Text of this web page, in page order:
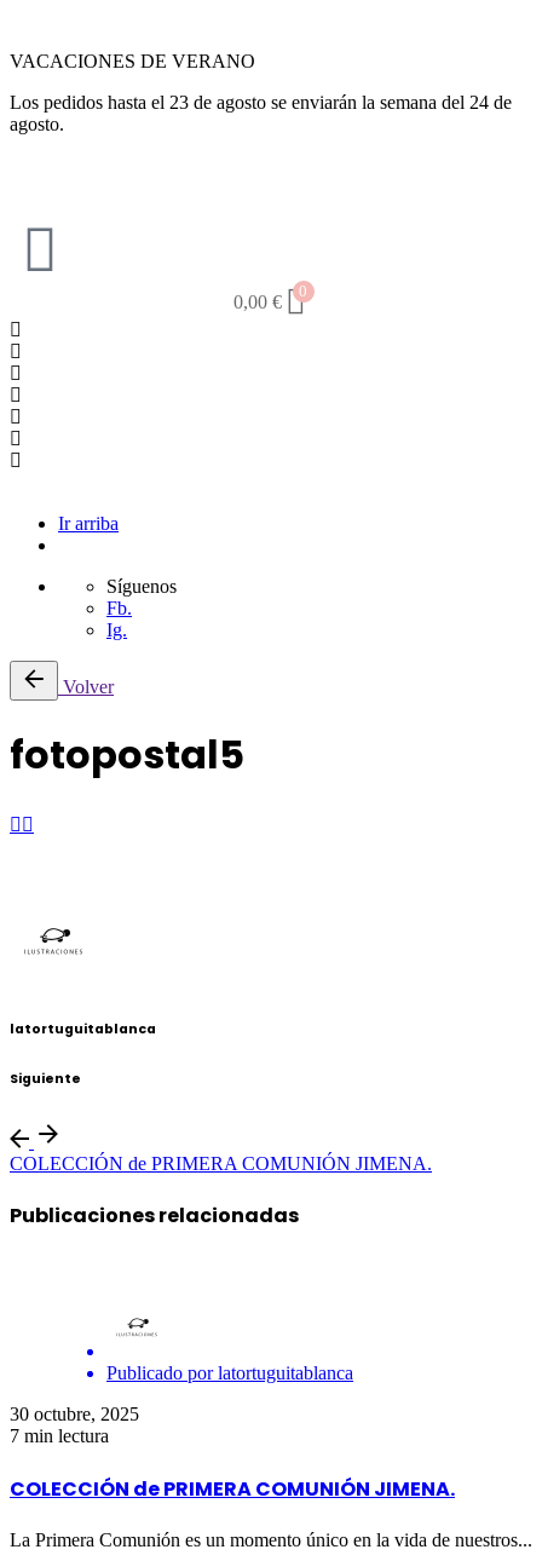
VACACIONES DE VERANO
Los pedidos hasta el 23 de agosto se enviarán la semana del 24 de
agosto.
0,00 €
0
Ir arriba
Síguenos
Fb.
Ig.
Volver
fotopostal5
latortuguitablanca
Siguiente
COLECCIÓN de PRIMERA COMUNIÓN JIMENA.
Publicaciones relacionadas
Publicado por latortuguitablanca
30 octubre, 2025
7 min lectura
COLECCIÓN de PRIMERA COMUNIÓN JIMENA.
La Primera Comunión es un momento único en la vida de nuestros...